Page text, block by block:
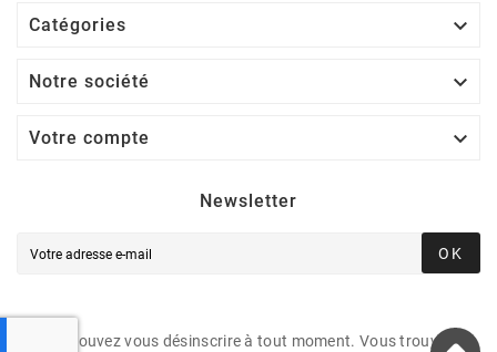
Catégories 
Notre société 
Votre compte 
Newsletter
OK
Vous pouvez vous désinscrire à tout moment. Vous trouverez